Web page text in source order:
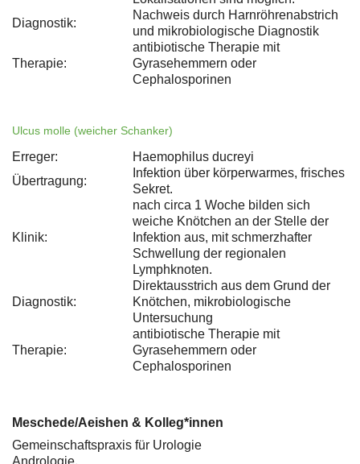
Diagnostik:
Nachweis durch Harnröhrenabstrich
und mikrobiologische Diagnostik
Therapie:
antibiotische Therapie mit
Gyrasehemmern oder
Cephalosporinen
Ulcus molle (weicher Schanker)
Erreger:
Haemophilus ducreyi
Übertragung:
Infektion über körperwarmes, frisches
Sekret.
Klinik:
nach circa 1 Woche bilden sich
weiche Knötchen an der Stelle der
Infektion aus, mit schmerzhafter
Schwellung der regionalen
Lymphknoten.
Diagnostik:
Direktausstrich aus dem Grund der
Knötchen, mikrobiologische
Untersuchung
Therapie:
antibiotische Therapie mit
Gyrasehemmern oder
Cephalosporinen
Meschede/Aeishen & Kolleg*innen
Gemeinschaftspraxis für Urologie
Andrologie,